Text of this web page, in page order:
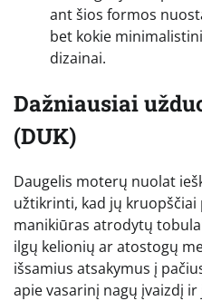
ant šios formos
bet kokie
dizainai.
Dažniausiai
(DUK)
Daugelis moterų nuolat
užtikrinti, kad jų
manikiūras atrodytų
ilgų kelionių ar atostogų
išsamius atsakymus į
apie vasarinį nagų įvaizdį